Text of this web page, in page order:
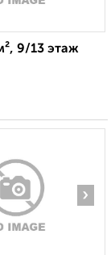
9/13 этаж
›